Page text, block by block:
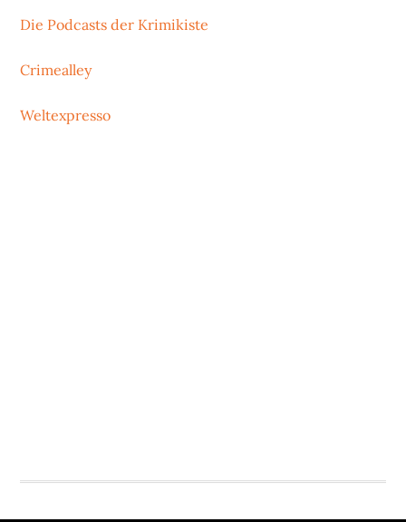
Die Podcasts der Krimikiste
Crimealley
Weltexpresso